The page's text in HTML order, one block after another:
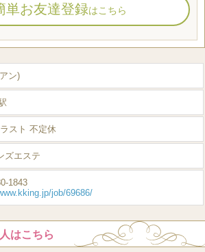
単お友達登録はこちら
アン)
スト 不定休
ズエステ
1843
job/69686/
はこちら